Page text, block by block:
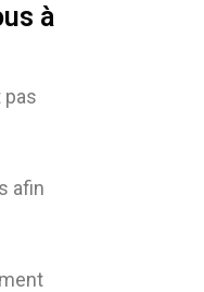
à
pas
afin